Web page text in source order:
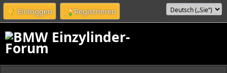
Einloggen Registrieren